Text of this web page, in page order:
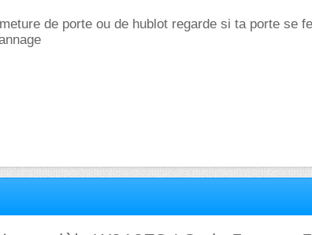
de porte ou de hublot regarde si ta porte se